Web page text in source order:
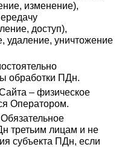
изменение),
доступ),
удаление, уничтожение
обработки ПДн.
– физическое
Оператором.
Обязательное
третьим лицам и не
субъекта ПДн, если